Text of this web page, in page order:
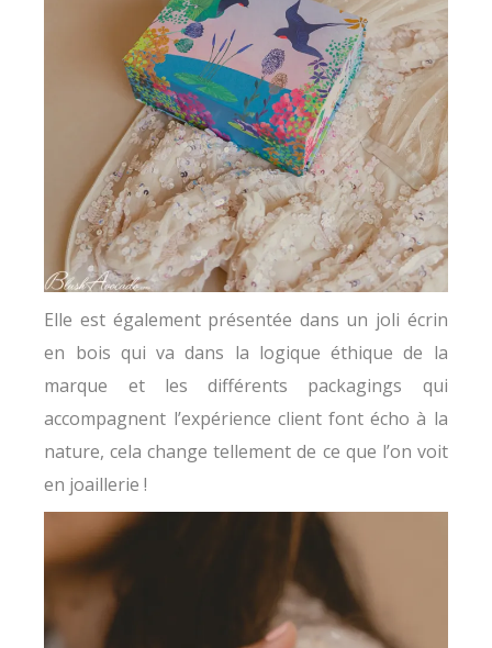
Elle est également présentée dans un joli écrin
en bois qui va dans la logique éthique de la
marque et les différents packagings qui
accompagnent l’expérience client font écho à la
nature, cela change tellement de ce que l’on voit
en joaillerie !